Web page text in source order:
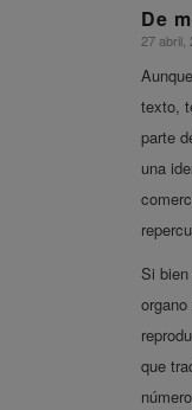
De
says:
27 abril,
texto,
parte
una
Si
que